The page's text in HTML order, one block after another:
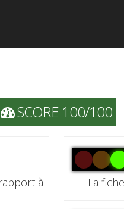
SCORE 100/100
à
La